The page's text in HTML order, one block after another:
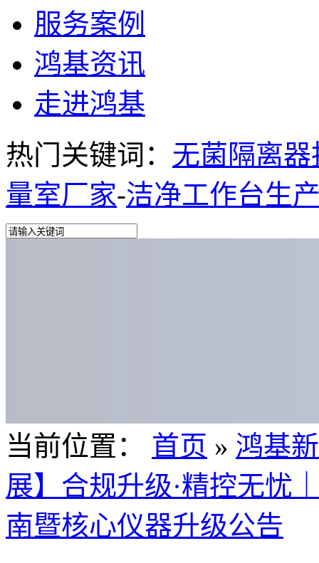
服务案例
鸿基资讯
走进鸿基
热门关键词： 无菌隔离器
量室厂家-洁净工作台生
当前位置： 首页 » 鸿基
展】合规升级·精控无忧
南暨核心仪器升级公告